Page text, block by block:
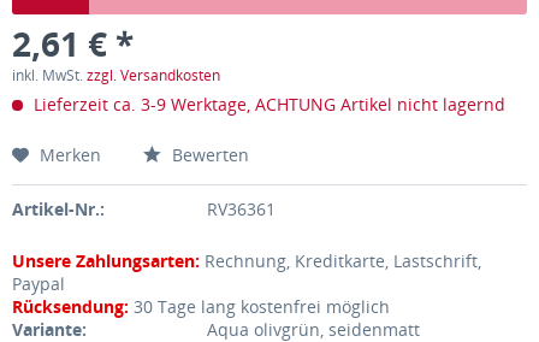
2,61 € *
inkl. MwSt.zzgl. Versandkosten
Lieferzeit ca. 3-9 Werktage, ACHTUNG Artikel nicht lagernd
Merken Bewerten
Artikel-Nr.: RV36361
Unsere Zahlungsarten: Rechnung, Kreditkarte, Lastschrift,
Paypal
Rücksendung: 30 Tage lang kostenfrei möglich
Variante:
Aqua olivgrün, seidenmatt